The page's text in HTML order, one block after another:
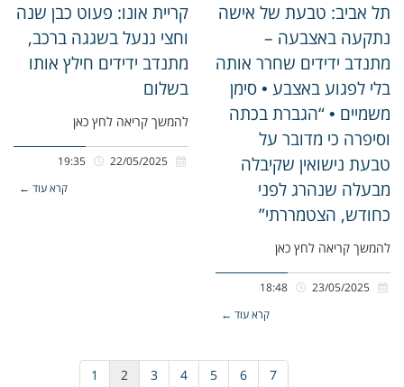
תל אביב: טבעת של אישה
נתקעה באצבעה –
מתנדב ידידים שחרר אותה
בלי לפגוע באצבע • סימן
משמיים • “הגברת בכתה
וסיפרה כי מדובר על
טבעת נישואין שקיבלה
מבעלה שנהרג לפני
כחודש, הצטמררתי”
להמשך קריאה לחץ כאן
קרא עוד ←
קריית אונו: פעוט כבן שנה
וחצי ננעל בשגגה ברכב,
מתנדב ידידים חילץ אותו
בשלום
להמשך קריאה לחץ כאן
קרא עוד ←
1 2 3 4 5 6 7